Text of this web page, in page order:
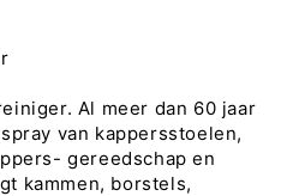
Al meer dan 60 jaar
van kappersstoelen,
gereedschap en
kammen, borstels,